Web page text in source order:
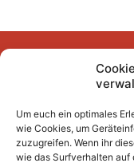
Um euch ein optimales
wie Cookies, um
zuzugreifen. Wenn ihr
wie das Surfverhalten auf
FacebookInstagram
Unser Archiv